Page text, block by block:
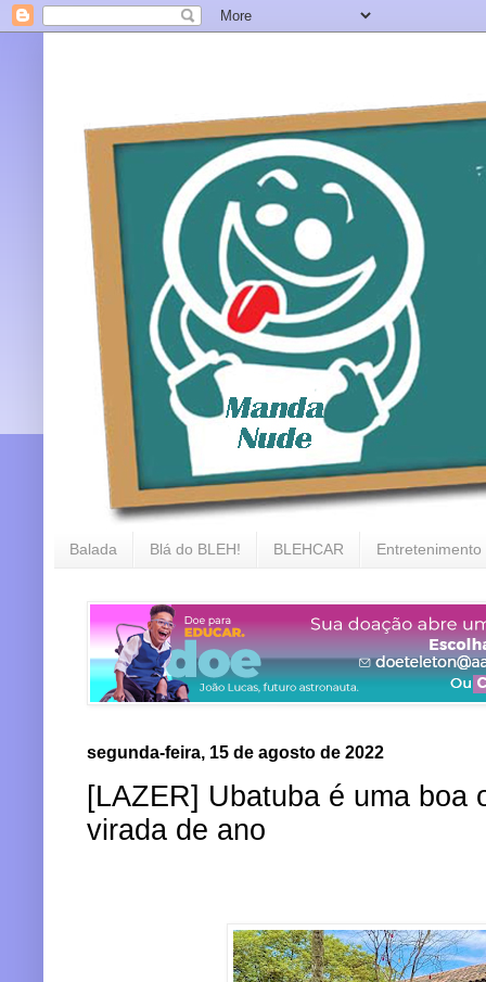
Balada Blá do BLEH! BLEHCAR Entretenimento
segunda-feira, 15 de agosto de 2022
[LAZER] Ubatuba é uma boa
virada de ano